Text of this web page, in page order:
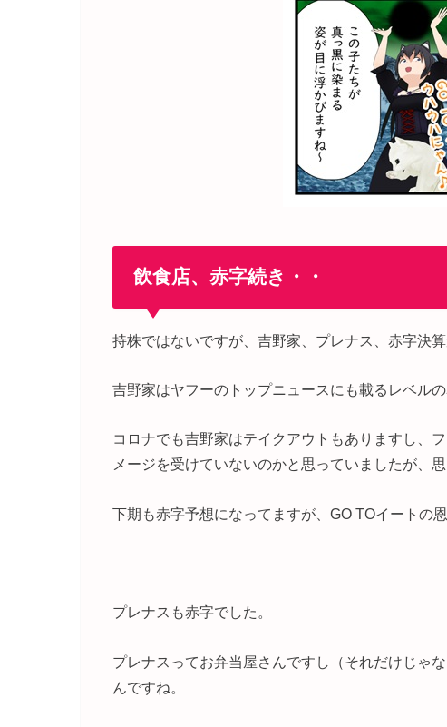
飲食店、赤字続き・・
持株ではないですが、吉野家、プレナス、赤字決算
吉野家はヤフーのトップニュースにも載るレベル
コロナでも吉野家はテイクアウトもありますし、
メージを受けていないのかと思っていましたが、
下期も赤字予想になってますが、GO TOイートの恩
プレナスも赤字でした。
プレナスってお弁当屋さんですし（それだけじゃ
んですね。